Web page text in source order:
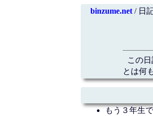
binzume.net/ 日
この
とは何
もう３年生で